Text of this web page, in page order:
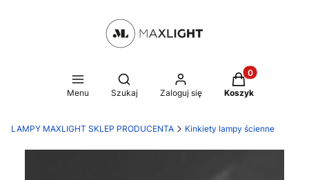
Menu
Otwórz wyszukiwarkę
Szukaj Zaloguj się
Produkty w
Koszyk
LAMPY MAXLIGHT SKLEP PRODUCENTA Kinkiety lampy ścienne